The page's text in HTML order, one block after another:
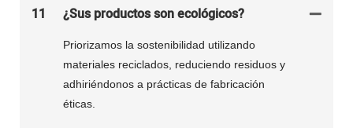
11 ¿Sus productos son ecológicos?
Priorizamos la sostenibilidad utilizando
materiales reciclados, reduciendo residuos y
adhiriéndonos a prácticas de fabricación
éticas.